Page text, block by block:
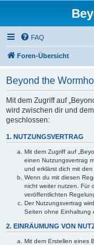
FAQ
Foren-Übersicht
Beyond the
Mit dem Zugriff auf
wird zwischen dir und
geschlossen:
1. NUTZUNGSVERTRAG
Mit dem Zugriff auf
einen Nutzungsvertrag
und erklärst dich mit
Wenn du mit diesen
nicht weiter nutzen. Für
veröffentlichten
Der Nutzungsvertrag
Seiten ohne Einhaltung
2. EINRÄUMUNG VON
Mit dem Erstellen eines